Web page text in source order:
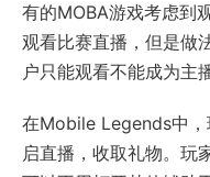
有的MOBA游戏考虑到
观看比赛直播，但是做
户只能观看不能成为主
在Mobile Legends中，
启直播，收取礼物。玩